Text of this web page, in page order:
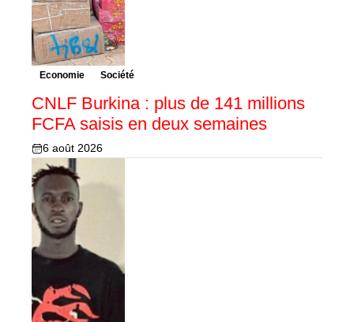
Economie Société
CNLF Burkina : plus de 141 millions
FCFA saisis en deux semaines
6 août 2026